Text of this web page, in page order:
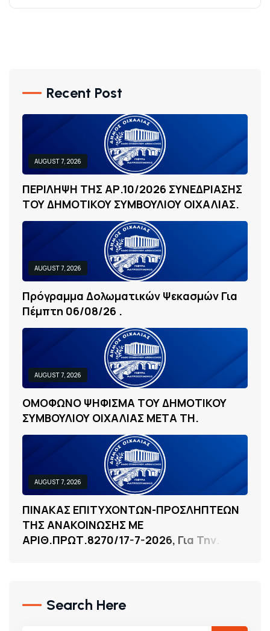
Recent Post
AUGUST 7, 2026
ΠΕΡΙΛΗΨΗ ΤΗΣ ΑΡ.10/2026 ΣΥΝΕΔΡΙΑΣΗΣ
ΤΟΥΔΗΜΟΤΙΚΟΥ ΣΥΜΒΟΥΛΙΟΥ ΟΙΧΑΛΙΑΣ.
AUGUST 7, 2026
ΠΡΌΓΡΑΜΜΑ ΔΟΛΩΜΑΤΙΚΏΝ ΨΕΚΑΣΜΏΝ ΓΙΑ
ΠΈΜΠΤΗ 06/08/26 .
AUGUST 7, 2026
ΟΜΟΦΩΝΟ ΨΗΦΙΣΜΑ ΤΟΥΔΗΜΟΤΙΚΟΥ
ΣΥΜΒΟΥΛΙΟΥ ΟΙΧΑΛΙΑΣ ΜΕΤΑ ΤΗ.
AUGUST 7, 2026
ΠΙΝΑΚΑΣ ΕΠΙΤΥΧΟΝΤΩΝ-ΠΡΟΣΛΗΠΤΕΩΝ
ΤΗΣ ΑΝΑΚΟΙΝΩΣΗΣ ΜΕ
ΑΡΙΘ.ΠΡΩΤ.8270/17-7-2026, ΓΙΑ ΤΗΝ.
Search Here